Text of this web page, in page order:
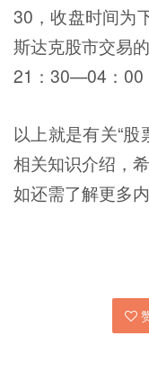
30，收盘时间为
斯达克股市交易
21：30—04：00
以上就是有关“
相关知识介绍，
如还需了解更多